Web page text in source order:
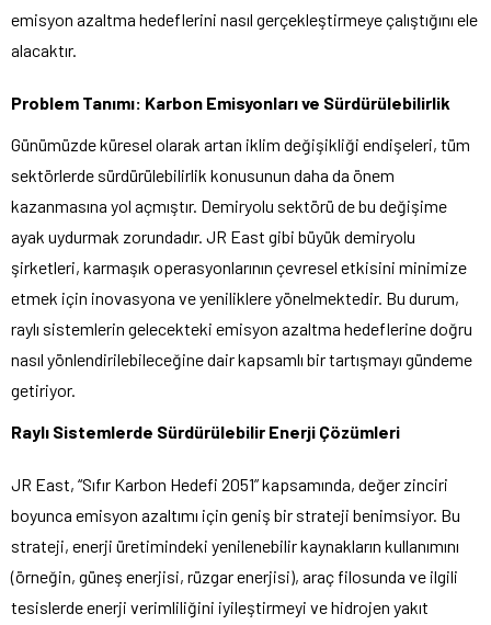
emisyon azaltma hedeflerini nasıl gerçekleştirmeye çalıştığını ele
alacaktır.
Problem Tanımı: Karbon Emisyonları ve Sürdürülebilirlik
Günümüzde küresel olarak artan iklim değişikliği endişeleri, tüm
sektörlerde sürdürülebilirlik konusunun daha da önem
kazanmasına yol açmıştır. Demiryolu sektörü de bu değişime
ayak uydurmak zorundadır. JR East gibi büyük demiryolu
şirketleri, karmaşık operasyonlarının çevresel etkisini minimize
etmek için inovasyona ve yeniliklere yönelmektedir. Bu durum,
raylı sistemlerin gelecekteki emisyon azaltma hedeflerine doğru
nasıl yönlendirilebileceğine dair kapsamlı bir tartışmayı gündeme
getiriyor.
Raylı Sistemlerde Sürdürülebilir Enerji Çözümleri
JR East, “Sıfır Karbon Hedefi 2051” kapsamında, değer zinciri
boyunca emisyon azaltımı için geniş bir strateji benimsiyor. Bu
strateji, enerji üretimindeki yenilenebilir kaynakların kullanımını
(örneğin, güneş enerjisi, rüzgar enerjisi), araç filosunda ve ilgili
tesislerde enerji verimliliğini iyileştirmeyi ve hidrojen yakıt